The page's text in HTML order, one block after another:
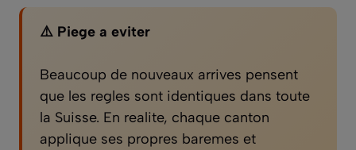
⚠️ Piege a eviter
Beaucoup de nouveaux arrives pensent
que les regles sont identiques dans toute
la Suisse. En realite, chaque canton
applique ses propres baremes et